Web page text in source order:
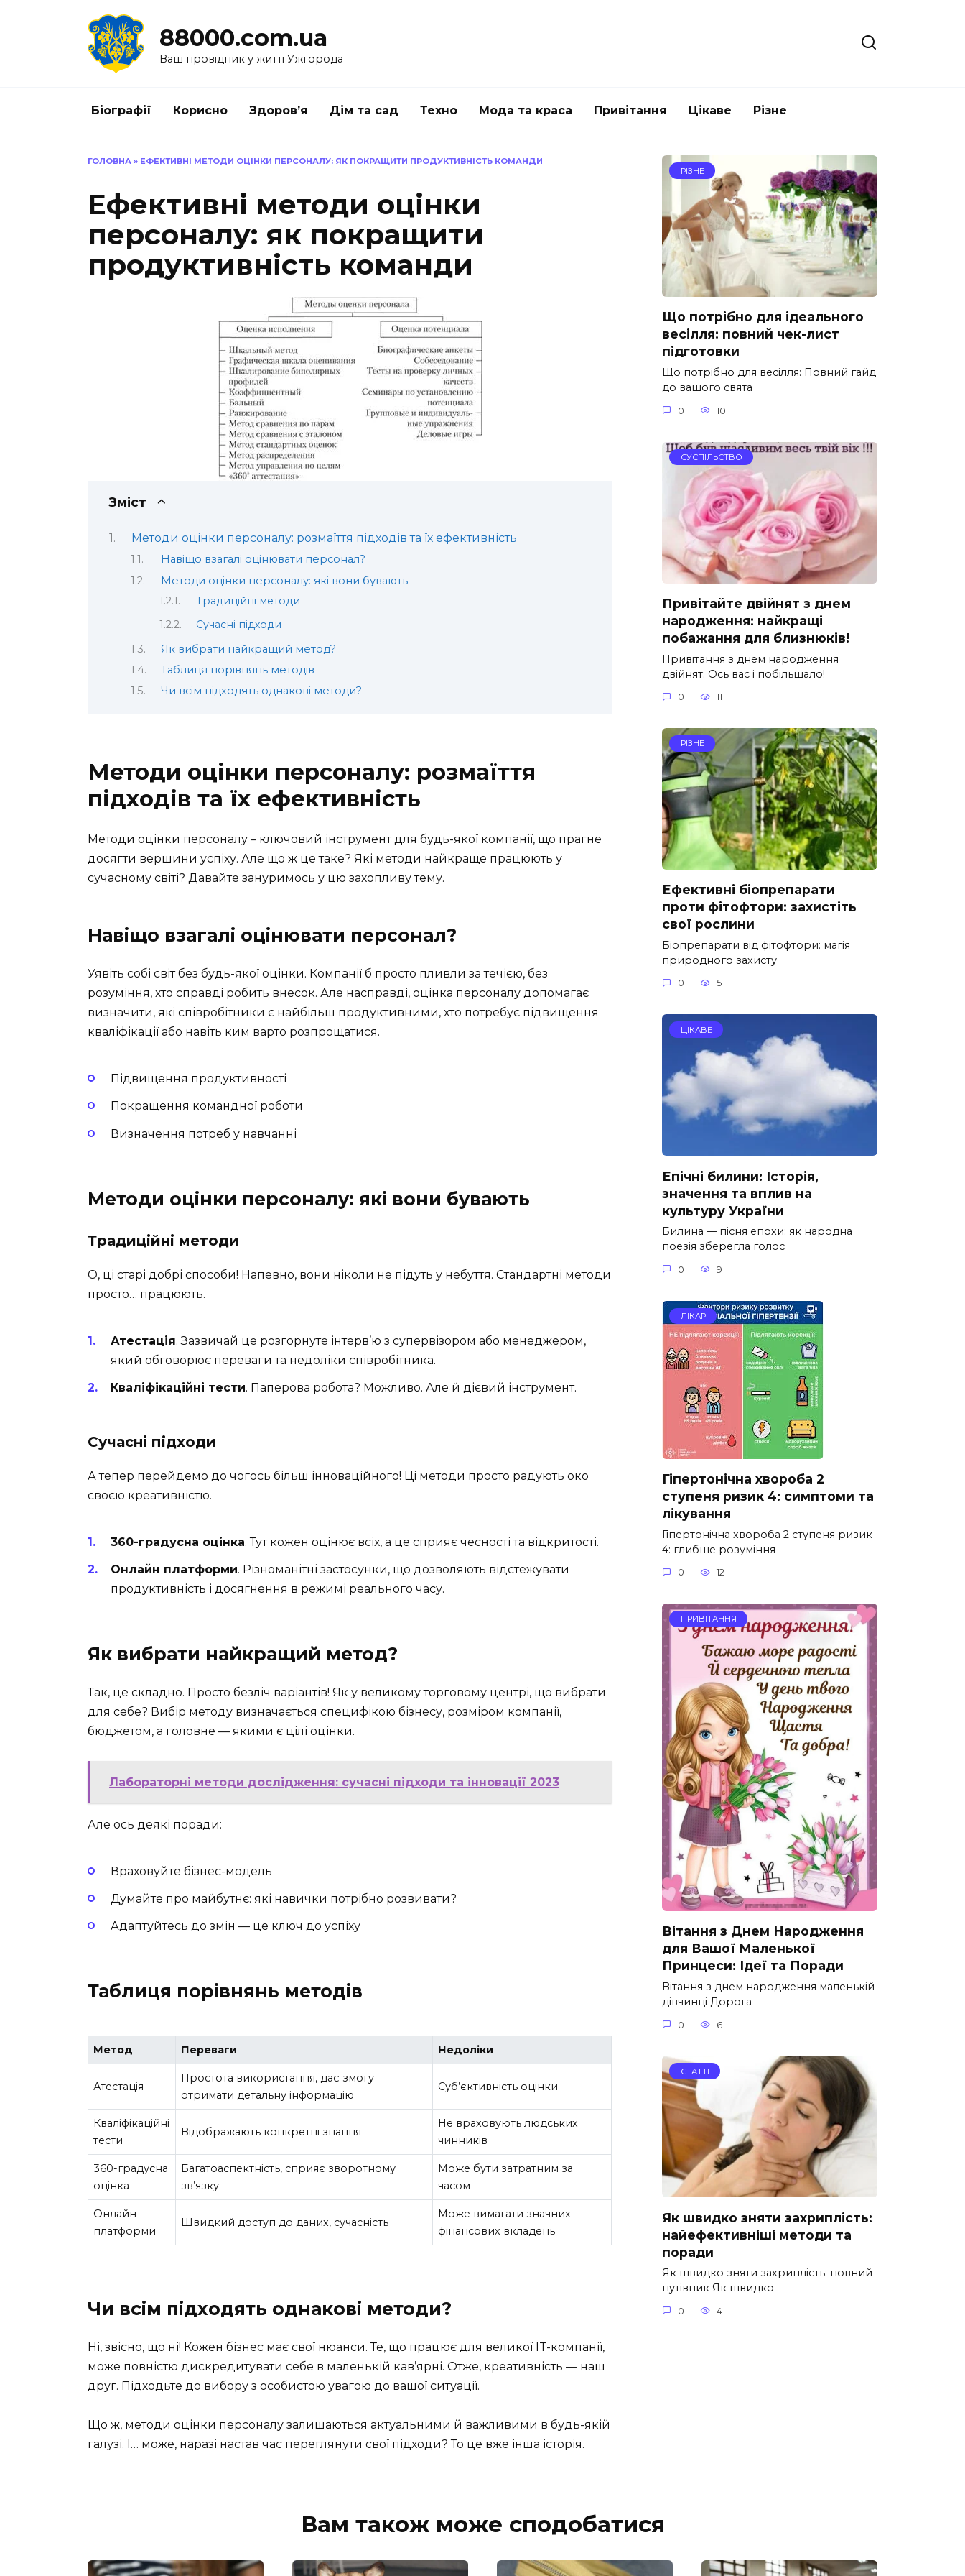
88000.com.ua
Ваш провідник у житті Ужгорода
Біографії Корисно Здоров’я Дім та сад Техно Мода та краса Привітання Цікаве Різне
ГОЛОВНА » ЕФЕКТИВНІ МЕТОДИ ОЦІНКИ ПЕРСОНАЛУ: ЯК ПОКРАЩИТИ ПРОДУКТИВНІСТЬ КОМАНДИ
Ефективні методи оцінки
персоналу: як покращити
продуктивність команди
Зміст
Методи оцінки персоналу: розмаїття підходів та їх ефективність
Навіщо взагалі оцінювати персонал?
Методи оцінки персоналу: які вони бувають
Традиційні методи
Сучасні підходи
Як вибрати найкращий метод?
Таблиця порівнянь методів
Чи всім підходять однакові методи?
Методи оцінки персоналу: розмаїття
підходів та їх ефективність
Методи оцінки персоналу – ключовий інструмент для будь-якої компанії, що прагне
досягти вершини успіху. Але що ж це таке? Які методи найкраще працюють у
сучасному світі? Давайте зануримось у цю захопливу тему.
Навіщо взагалі оцінювати персонал?
Уявіть собі світ без будь-якої оцінки. Компанії б просто пливли за течією, без
розуміння, хто справді робить внесок. Але насправді, оцінка персоналу допомагає
визначити, які співробітники є найбільш продуктивними, хто потребує підвищення
кваліфікації або навіть ким варто розпрощатися.
Підвищення продуктивності
Покращення командної роботи
Визначення потреб у навчанні
Методи оцінки персоналу: які вони бувають
Традиційні методи
О, ці старі добрі способи! Напевно, вони ніколи не підуть у небуття. Стандартні методи
просто… працюють.
Атестація. Зазвичай це розгорнуте інтерв’ю з супервізором або менеджером,
який обговорює переваги та недоліки співробітника.
Кваліфікаційні тести. Паперова робота? Можливо. Але й дієвий інструмент.
Сучасні підходи
А тепер перейдемо до чогось більш інноваційного! Ці методи просто радують око
своєю креативністю.
360-градусна оцінка. Тут кожен оцінює всіх, а це сприяє чесності та відкритості.
Онлайн платформи. Різноманітні застосунки, що дозволяють відстежувати
продуктивність і досягнення в режимі реального часу.
Як вибрати найкращий метод?
Так, це складно. Просто безліч варіантів! Як у великому торговому центрі, що вибрати
для себе? Вибір методу визначається специфікою бізнесу, розміром компанії,
бюджетом, а головне — якими є цілі оцінки.
Лабораторні методи дослідження: сучасні підходи та інновації 2023
Але ось деякі поради:
Враховуйте бізнес-модель
Думайте про майбутнє: які навички потрібно розвивати?
Адаптуйтесь до змін — це ключ до успіху
Таблиця порівнянь методів
Метод Переваги Недоліки
Атестація
Простота використання, дає змогу
отримати детальну інформацію
Суб’єктивність оцінки
Кваліфікаційні
тести
Відображають конкретні знання
Не враховують людських
чинників
360-градусна
оцінка
Багатоаспектність, сприяє зворотному
зв’язку
Може бути затратним за
часом
Онлайн
платформи
Швидкий доступ до даних, сучасність
Може вимагати значних
фінансових вкладень
Чи всім підходять однакові методи?
Ні, звісно, що ні! Кожен бізнес має свої нюанси. Те, що працює для великої IT-компанії,
може повністю дискредитувати себе в маленькій кав’ярні. Отже, креативність — наш
друг. Підходьте до вибору з особистою увагою до вашої ситуації.
Що ж, методи оцінки персоналу залишаються актуальними й важливими в будь-якій
галузі. І… може, наразі настав час переглянути свої підходи? То це вже інша історія.
РІЗНЕ
Що потрібно для ідеального
весілля: повний чек-лист
підготовки
Що потрібно для весілля: Повний гайд
до вашого свята
0 10
СУСПІЛЬСТВО
Привітайте двійнят з днем
народження: найкращі
побажання для близнюків!
Привітання з днем народження
двійнят: Ось вас і побільшало!
0 11
РІЗНЕ
Ефективні біопрепарати
проти фітофтори: захистіть
свої рослини
Біопрепарати від фітофтори: магія
природного захисту
0 5
ЦІКАВЕ
Епічні билини: Історія,
значення та вплив на
культуру України
Билина — пісня епохи: як народна
поезія зберегла голос
0 9
ЛІКАР
Гіпертонічна хвороба 2
ступеня ризик 4: симптоми та
лікування
Гіпертонічна хвороба 2 ступеня ризик
4: глибше розуміння
0 12
ПРИВІТАННЯ
Вітання з Днем Народження
для Вашої Маленької
Принцеси: Ідеї та Поради
Вітання з днем народження маленькій
дівчинці Дорога
0 6
СТАТТІ
Як швидко зняти захриплість:
найефективніші методи та
поради
Як швидко зняти захриплість: повний
путівник Як швидко
0 4
Вам також може сподобатися